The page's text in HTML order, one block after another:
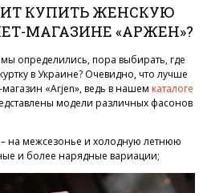
КУПИТЬ ЖЕНСКУЮ
МАГАЗИНЕ «АРЖЕН»?
определились, пора выбирать, где
в Украине? Очевидно, что лучше
«Arjen», ведь в нашем каталоге
модели различных фасонов
– на межсезонье и холодную летнюю
и более нарядные вариации;